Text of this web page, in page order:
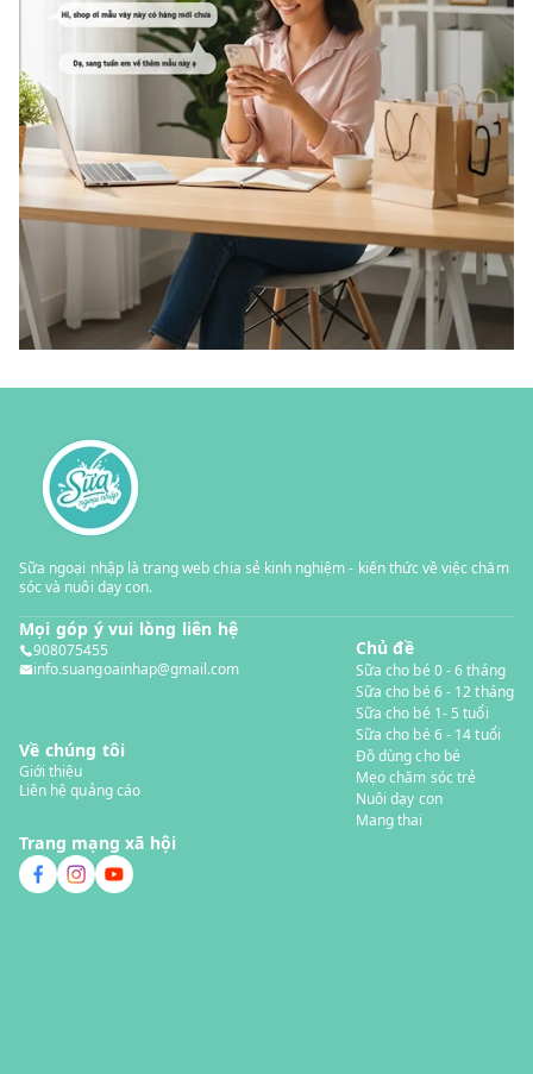
Sữa ngoại nhập là trang web chia sẻ kinh nghiệm - kiến thức về việc chăm
sóc và nuôi dạy con.
Mọi góp ý vui lòng liên hệ
908075455
info.suangoainhap@gmail.com
Về chúng tôi
Giới thiệu
Liên hệ quảng cáo
Trang mạng xã hội
Chủ đề
Sữa cho bé 0 - 6 tháng
Sữa cho bé 6 - 12 tháng
Sữa cho bé 1- 5 tuổi
Sữa cho bé 6 - 14 tuổi
Đồ dùng cho bé
Mẹo chăm sóc trẻ
Nuôi dạy con
Mang thai